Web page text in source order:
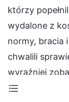
którzy
wydalone z
normy, bracia
chwalili
wyraźniej
prawda